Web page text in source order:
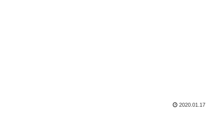
2020.01.17